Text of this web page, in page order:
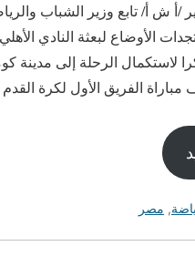
في 22 فبراير /أ ش أ/ تابع وزير الشباب
الأوضاع لبعثة النادي
لاستكمال الرحلة إلى مدينة
مباراة الفريق الأول لكرة
, مصر